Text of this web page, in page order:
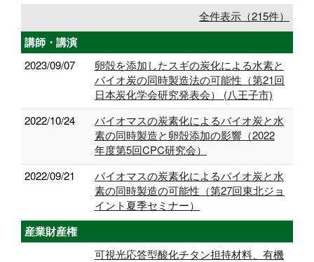
全件表示（215件）
講師・講演
2023/09/07
卵殻を添加したスギの炭化による水素と
バイオ炭の同時製造法の可能性（第21回
日本炭化学会研究発表会） (八王子市)
2022/10/24
バイオマスの炭素化によるバイオ炭と水
素の同時製造と卵殻添加の影響（2022
年度第5回CPC研究会）
2022/09/21
バイオマスの炭素化によるバイオ炭と水
素の同時製造の可能性（第27回東北ジョ
イント夏季セミナー）
産業財産権
可視光応答型酸化チタン担持材料、有機